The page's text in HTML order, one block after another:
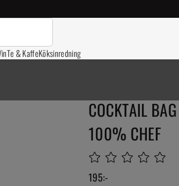
Te & KaffeKöksinredning
COCKTAIL
100% CHEF
195:-